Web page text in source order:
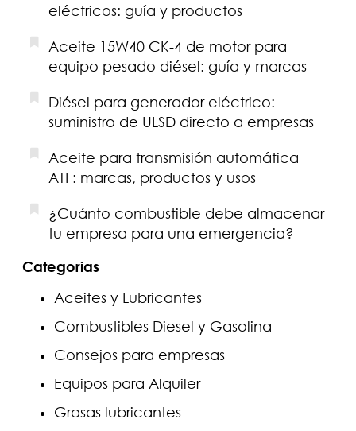
eléctricos: guía y productos
Aceite 15W40 CK-4 de motor para
equipo pesado diésel: guía y marcas
Diésel para generador eléctrico:
suministro de ULSD directo a empresas
Aceite para transmisión automática
ATF: marcas, productos y usos
¿Cuánto combustible debe almacenar
tu empresa para una emergencia?
Categorias
Aceites y Lubricantes
Combustibles Diesel y Gasolina
Consejos para empresas
Equipos para Alquiler
Grasas lubricantes